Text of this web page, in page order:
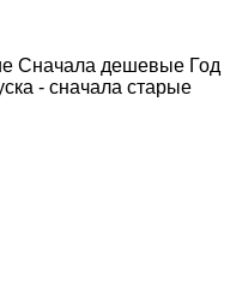
Сначала дешевые Год
- сначала старые